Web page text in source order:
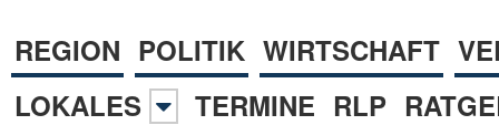
REGION POLITIK WIRTSCHAFT
LOKALES
TERMINE RLP